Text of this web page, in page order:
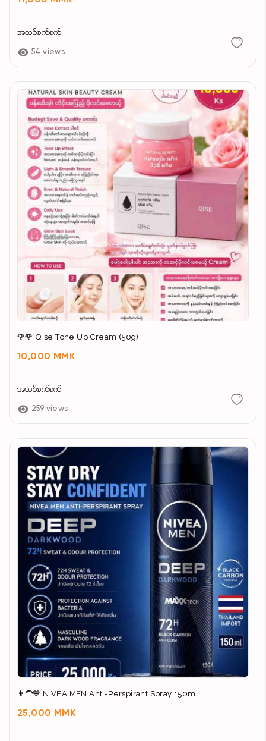
အသစ်စက်စက်
54 views
🌹🌹 Qise Tone Up Cream (50g)
10,000 MMK
အသစ်စက်စက်
259 views
👨‍🦱💙 NIVEA MEN Anti-Perspirant Spray 150ml
25,000 MMK